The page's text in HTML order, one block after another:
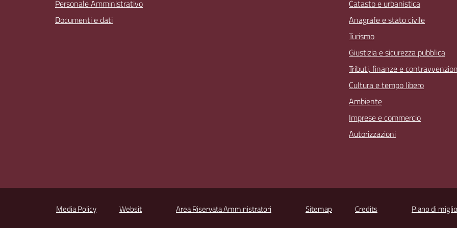
Personale Amministrativo
Documenti e dati
Catasto e urbanistica
Anagrafe e stato civile
Turismo
Giustizia e sicurezza pubblica
Tributi, finanze e
Cultura e tempo libero
Ambiente
Imprese e commercio
Autorizzazioni
Media Policy Websit Area Riservata Amministratori Sitemap Credits Piano di